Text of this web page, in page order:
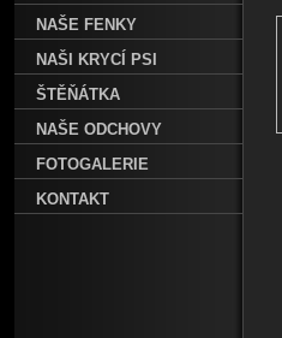
NAŠE FENKY
NAŠI KRYCÍ PSI
ŠTĚŇÁTKA
NAŠE ODCHOVY
FOTOGALERIE
KONTAKT